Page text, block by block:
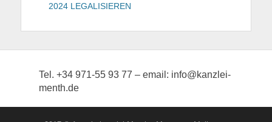
2024 LEGALISIEREN
Tel. +34 971-55 93 77 – email: info@kanzlei-
menth.de